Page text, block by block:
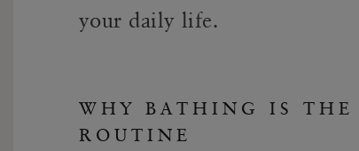
your daily life.
WHY BATHING IS THE
ROUTINE